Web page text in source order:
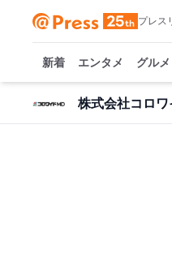
プレス
新着 エンタメ グルメ
株式会社コロワ